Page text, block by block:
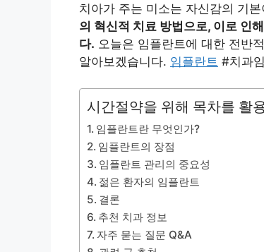
치아가 주는 미소는 자신감의 기
의 혁신적 치료 방법으로, 이로 인
다. 오늘은 임플란트에 대한 전반
알아보겠습니다. 임플란트 #치과
시간절약을 위해 목차를 활
임플란트란 무엇인가?
임플란트의 장점
임플란트 관리의 중요성
젊은 환자의 임플란트
결론
추천 치과 정보
자주 묻는 질문 Q&A